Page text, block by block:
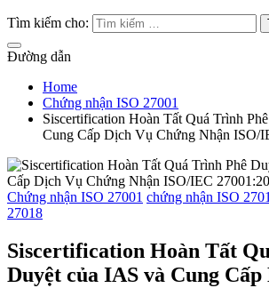
Tìm kiếm cho:
Đường dẫn
Home
Chứng nhận ISO 27001
Siscertification Hoàn Tất Quá Trình
Cung Cấp Dịch Vụ Chứng Nhận ISO/
Chứng nhận ISO 27001 chứng nhận ISO
27018
Siscertification Hoàn Tất
Duyệt của IAS và Cung